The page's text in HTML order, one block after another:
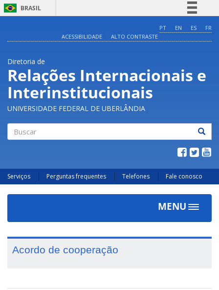
BRASIL
Comunica BR
Acesso à informação
Legislação
Canais
PT EN ES
FR
ACESSIBILIDADE
ALTO CONTRASTE
Diretoria de
Relações Internacionais e
Interinstitucionais
UNIVERSIDADE FEDERAL DE UBERLÂNDIA
Serviços Perguntas frequentes Telefones Fale conosco
MENU
Toggle
Acordo de cooperação